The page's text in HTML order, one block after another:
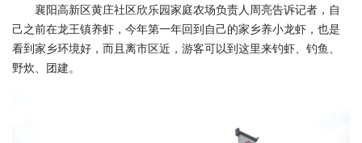
襄阳高新区黄庄社区欣乐园家庭农场负责人周亮告诉记者，自
己之前在龙王镇养虾，今年第一年回到自己的家乡养小龙虾，也是
看到家乡环境好，而且离市区近，游客可以到这里来钓虾、钓鱼、
野炊、团建。